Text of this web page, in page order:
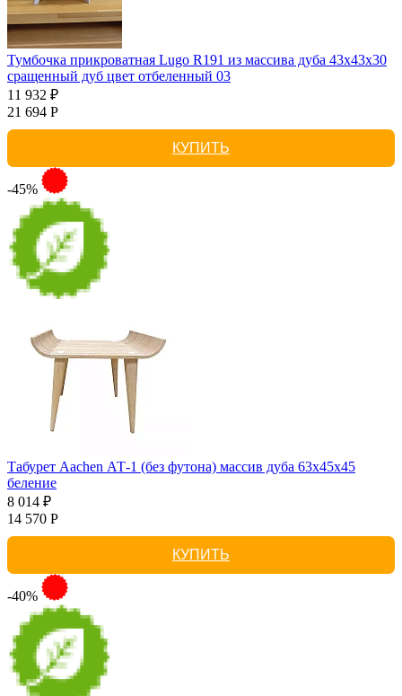
Тумбочка прикроватная Lugo R191 из массива дуба 43х43х30
сращенный дуб цвет отбеленный 03
11 932 ₽
21 694 Р
КУПИТЬ
-45%
Табурет Aachen АТ-1 (без футона) массив дуба 63х45х45
беление
8 014 ₽
14 570 Р
КУПИТЬ
-40%